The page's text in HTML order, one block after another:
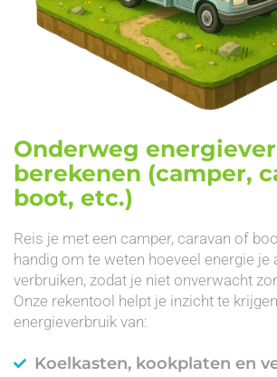
Onderweg
berekenen (camper,
boot, etc.)
Reis je met een camper, caravan of
handig om te weten hoeveel energie je
verbruiken, zodat je niet onverwacht
Onze rekentool helpt je inzicht te
energieverbruik van:
Koelkasten, kookplaten en